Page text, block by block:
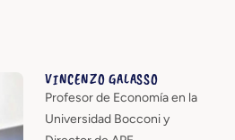
VINCENZO GALASSO
Profesor de Economía en la
Universidad Bocconi y